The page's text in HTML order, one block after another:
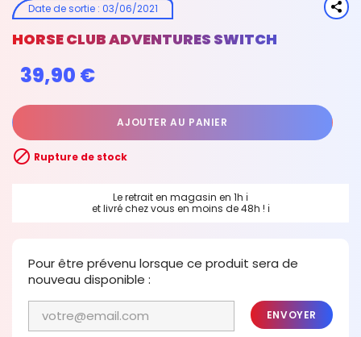
Date de sortie: 03/06/2021
HORSE CLUB ADVENTURES SWITCH
39,90 €
AJOUTER AU PANIER
 Rupture de stock
Le retrait en magasin en 1h ℹ
et livré chez vous en moins de 48h ! ℹ
Pour être prévenu lorsque ce produit sera de
nouveau disponible :
ENVOYER